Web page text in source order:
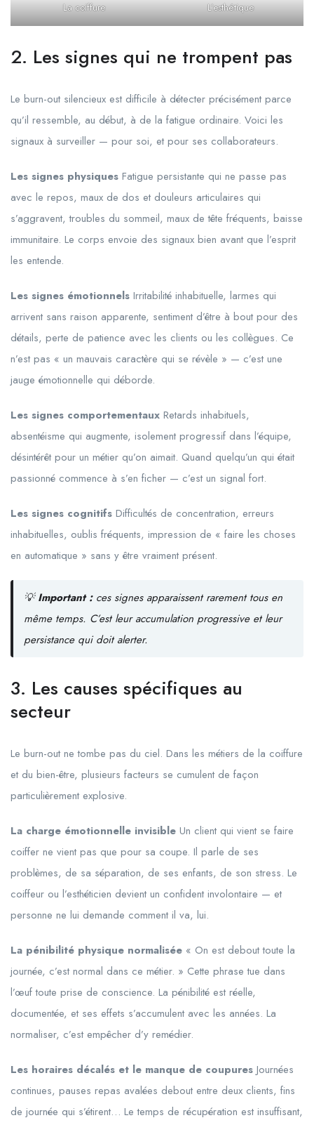
La coiffure L’esthétique
2. Les signes qui ne trompent pas
Le burn-out silencieux est difficile à détecter précisément parce
qu’il ressemble, au début, à de la fatigue ordinaire. Voici les
signaux à surveiller — pour soi, et pour ses collaborateurs.
Les signes physiques Fatigue persistante qui ne passe pas
avec le repos, maux de dos et douleurs articulaires qui
s’aggravent, troubles du sommeil, maux de tête fréquents, baisse
immunitaire. Le corps envoie des signaux bien avant que l’esprit
les entende.
Les signes émotionnels Irritabilité inhabituelle, larmes qui
arrivent sans raison apparente, sentiment d’être à bout pour des
détails, perte de patience avec les clients ou les collègues. Ce
n’est pas « un mauvais caractère qui se révèle » — c’est une
jauge émotionnelle qui déborde.
Les signes comportementaux Retards inhabituels,
absentéisme qui augmente, isolement progressif dans l’équipe,
désintérêt pour un métier qu’on aimait. Quand quelqu’un qui était
passionné commence à s’en ficher — c’est un signal fort.
Les signes cognitifs Difficultés de concentration, erreurs
inhabituelles, oublis fréquents, impression de « faire les choses
en automatique » sans y être vraiment présent.
💡Important :ces signes apparaissent rarement tous en
même temps. C’est leur accumulation progressive et leur
persistance qui doit alerter.
3. Les causes spécifiques au
secteur
Le burn-out ne tombe pas du ciel. Dans les métiers de la coiffure
et du bien-être, plusieurs facteurs se cumulent de façon
particulièrement explosive.
La charge émotionnelle invisible Un client qui vient se faire
coiffer ne vient pas que pour sa coupe. Il parle de ses
problèmes, de sa séparation, de ses enfants, de son stress. Le
coiffeur ou l’esthéticien devient un confident involontaire — et
personne ne lui demande comment il va, lui.
La pénibilité physique normalisée « On est debout toute la
journée, c’est normal dans ce métier. » Cette phrase tue dans
l’œuf toute prise de conscience. La pénibilité est réelle,
documentée, et ses effets s’accumulent avec les années. La
normaliser, c’est empêcher d’y remédier.
Les horaires décalés et le manque de coupures Journées
continues, pauses repas avalées debout entre deux clients, fins
de journée qui s’étirent… Le temps de récupération est insuffisant,